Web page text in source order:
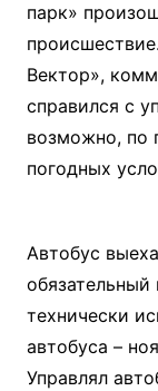
парк»
Вектор»,
справился с
возможно, по
погодных
Автобус
технически
автобуса –
Управлял